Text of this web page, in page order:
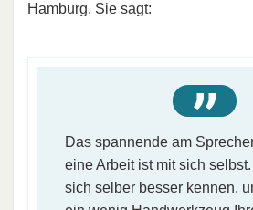
Hamburg. Sie sagt:
Das spannende am
eine Arbeit ist mit sich
sich selber besser kennen,